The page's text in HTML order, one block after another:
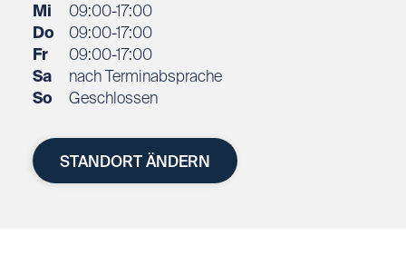
Mi
09:00-17:00
Do
09:00-17:00
Fr
09:00-17:00
Sa
nach Terminabsprache
So
Geschlossen
STANDORT ÄNDERN